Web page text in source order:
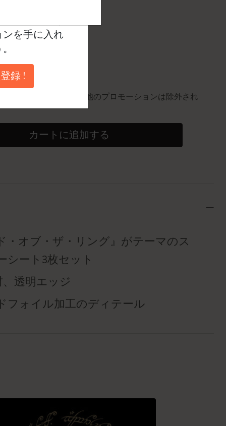
新されました
割引
同一商品にのみ適用。他のプロモーションは除外され
カートに追加する
・オブ・ザ・リング』がテーマのス
シート3枚セット
、透明エッジ
フォイル加工のディテール
を手に入れ
録 !